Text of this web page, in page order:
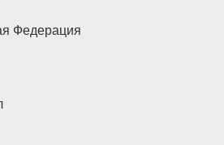
Федерация